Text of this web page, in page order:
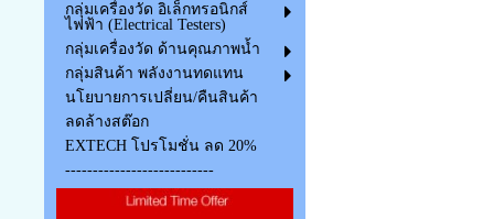
กลุ่มเครื่องวัด อิเล็กทรอนิกส์
ไฟฟ้า (Electrical Testers)
กลุ่มเครื่องวัด ด้านคุณภาพน้ำ
กลุ่มสินค้า พลังงานทดแทน
นโยบายการเปลี่ยน/คืนสินค้า
ลดล้างสต๊อก
EXTECH โปรโมชั่น ลด 20%
---------------------------